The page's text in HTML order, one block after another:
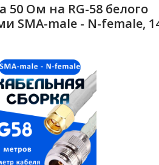
50 Ом на RG-58 белого
SMA-male - N-female,